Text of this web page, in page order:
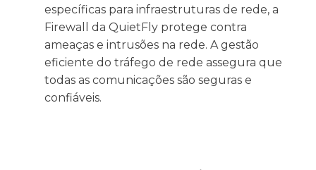
específicas para infraestruturas de rede, a
Firewall da QuietFly protege contra
ameaças e intrusões na rede. A gestão
eficiente do tráfego de rede assegura que
todas as comunicações são seguras e
confiáveis.